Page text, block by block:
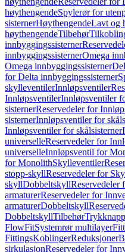
høythengendeSpylerør for
sisternerHøythengendeLavt og
høythengendeTilbehør
innbyggingssisterner
innbyggingssisternerOmega
Omega innbyggingssisterner
for Delta innbyggingssisterner
skylleventilerInnløpsventiler
InnløpsventilerInnløpsventiler
sisternerReservedeler for
sisternerInnløpsventiler for
Innløpsventiler for skålsisterner
universelleReservedeler for
universelleInnløpsventil for
for MonolithSkylleventiler
stopp-skyllReservedeler for
skyllDobbeltskyllReservedeler
armaturerReservedeler for
armaturerDobbeltskyll
DobbeltskyllTilbehørTrykknapp
FlowFitSystemrør multilayer
FittingsKoblingerReduksjoner
sirkulasjonReservedeler for